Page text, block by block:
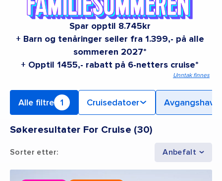
Spar opptil 8.745kr
+ Barn og tenåringer seiler fra 1.399,- på alle
sommeren 2027*
+ Opptil 1455,- rabatt på 6-netters cruise*
Unntak finnes
Alle filtre 1 Cruisedatoer Avgangshavn
Søkeresultater For Cruise (30)
Sorter etter: Anbefalt